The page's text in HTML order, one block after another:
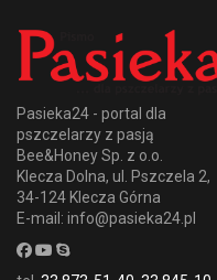
Pasieka24 - portal dla
pszczelarzy z pasją
Bee&Honey Sp. z o.o.
Klecza Dolna, ul. Pszczela 2,
34-124 Klecza Górna
E-mail: info@pasieka24.pl